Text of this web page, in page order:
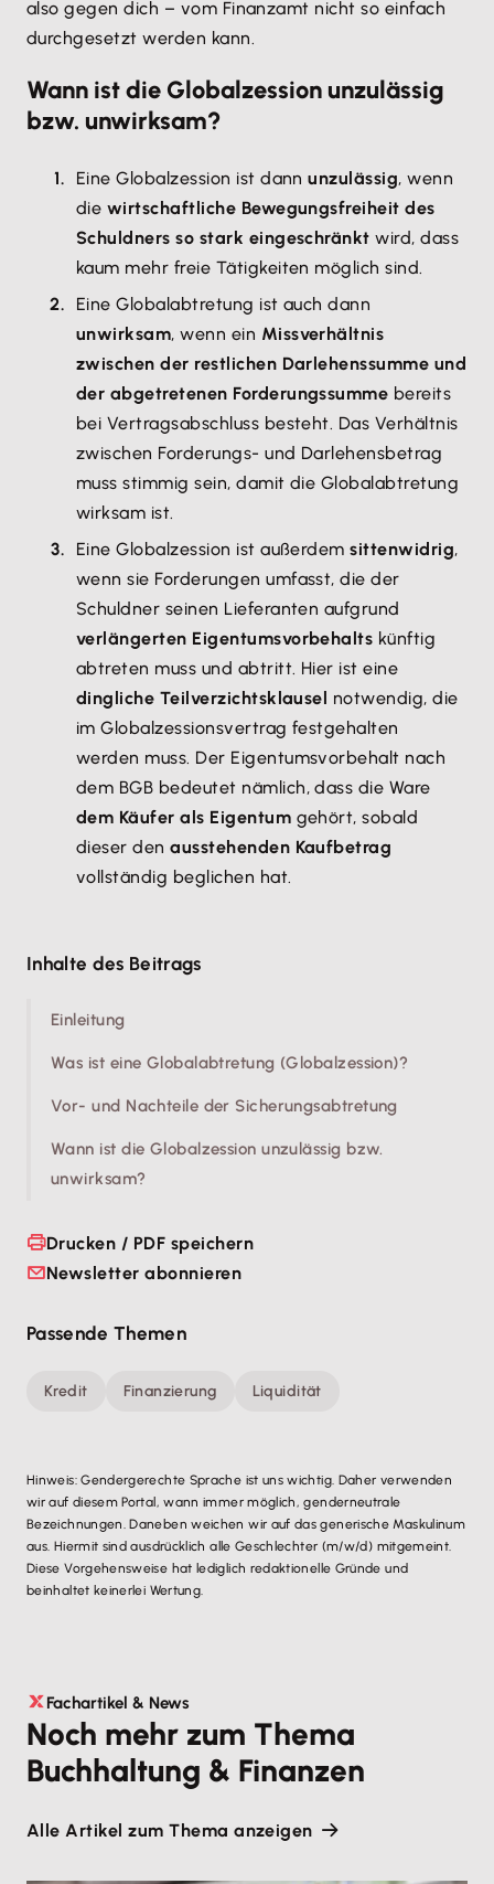
also gegen dich – vom Finanzamt nicht so einfach
durchgesetzt werden kann.
Wann ist die Globalzession unzulässig
bzw. unwirksam?
Eine Globalzession ist dannunzulässig, wenn
die wirtschaftliche Bewegungsfreiheit des
Schuldners so stark eingeschränkt wird, dass
kaum mehr freie Tätigkeiten möglich sind.
Eine Globalabtretung ist auch dann
unwirksam, wenn ein Missverhältnis
zwischen der restlichen Darlehenssumme und
der abgetretenen Forderungssumme bereits
bei Vertragsabschluss besteht. Das Verhältnis
zwischen Forderungs- und Darlehensbetrag
muss stimmig sein, damit die Globalabtretung
wirksam ist.
Eine Globalzession ist außerdemsittenwidrig,
wenn sie Forderungen umfasst, die der
Schuldner seinen Lieferanten aufgrund
verlängerten Eigentumsvorbehalts künftig
abtreten muss und abtritt. Hier ist eine
dingliche Teilverzichtsklausel notwendig, die
im Globalzessionsvertrag festgehalten
werden muss. Der Eigentumsvorbehalt nach
dem BGB bedeutet nämlich, dass die Ware
dem Käufer als Eigentum gehört, sobald
dieser denausstehenden Kaufbetrag
vollständig beglichen hat.
Inhalte des Beitrags
Einleitung
Was ist eine Globalabtretung (Globalzession)?
Vor- und Nachteile der Sicherungsabtretung
Wann ist die Globalzession unzulässig bzw.
unwirksam?
Drucken / PDF speichern
Newsletter abonnieren
Passende Themen
Kredit Finanzierung Liquidität
Hinweis: Gendergerechte Sprache ist uns wichtig. Daher verwenden
wir auf diesem Portal, wann immer möglich, genderneutrale
Bezeichnungen. Daneben weichen wir auf das generische Maskulinum
aus. Hiermit sind ausdrücklich alle Geschlechter (m/w/d) mitgemeint.
Diese Vorgehensweise hat lediglich redaktionelle Gründe und
beinhaltet keinerlei Wertung.
Fachartikel & News
Noch mehr zum Thema
Buchhaltung & Finanzen
Alle Artikel zum Thema anzeigen